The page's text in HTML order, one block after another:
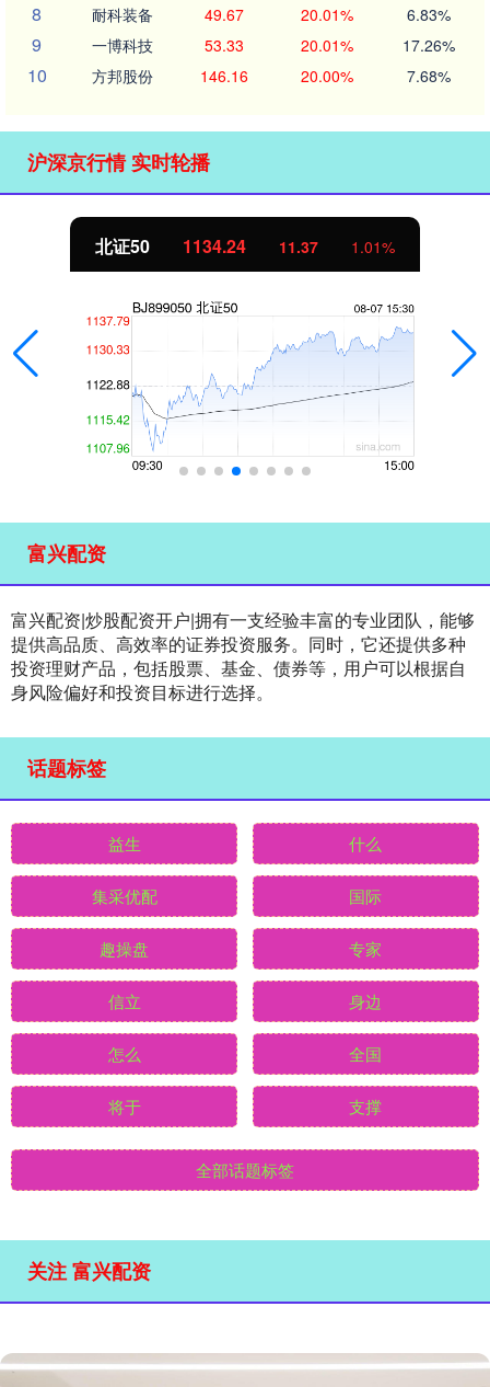
8 耐科装备 49.67 20.01% 6.83%
9 一博科技 53.33 20.01% 17.26%
10 方邦股份 146.16 20.00% 7.68%
沪深京行情 实时轮播
北证50 1134.24 11.37 1.01%
富兴配资
富兴配资|炒股配资开户|拥有一支经验丰富的专业团队，能够
提供高品质、高效率的证券投资服务。同时，它还提供多种
投资理财产品，包括股票、基金、债券等，用户可以根据自
身风险偏好和投资目标进行选择。
话题标签
益生 什么
集采优配 国际
趣操盘 专家
信立 身边
怎么 全国
将于 支撑
全部话题标签
关注 富兴配资